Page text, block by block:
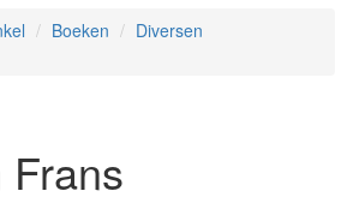
Boeken
Diversen
Frans